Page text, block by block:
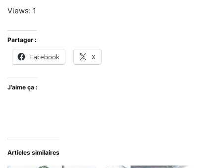
Views: 1
Partager :
Facebook X
J’aime ça :
Articles similaires